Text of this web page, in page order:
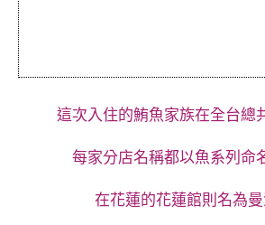
這次入住的鮪魚家族在全台總
每家分店名稱都以魚系列命
在花蓮的花蓮館則名為曼